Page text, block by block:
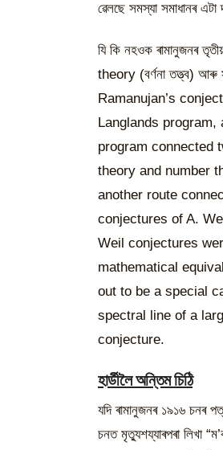
ৱেলছে সমস্যা সমাধানৰ এটা
যি কি নহওক ৰামানুজনৰ
theory (বৰ্ণনা তত্ত্ব)
Ramanujan’s
Langlands
program connected
theory and number
another route
conjectures of A.
Weil conjectures
mathematical
out to be a special
spectral line of a
conjecture.
হাৰ্ডীলৈ অন্তিম চিঠি
যদি ৰামানুজনৰ ১৯১৬ চনৰ
চনত মৃত্যুশয্যাৰপৰা লিখা